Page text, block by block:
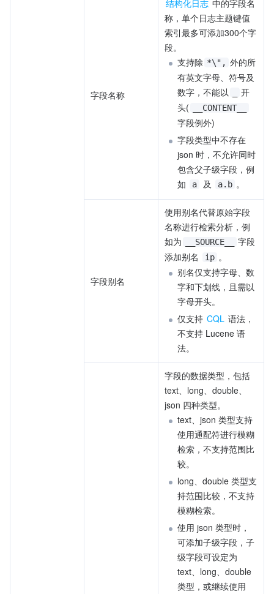
字段名称
结构化日志 中的字段名
称，单个日志主题键值
索引最多可添加300个字
段。
支持除 *\", 外的所
有英文字母、符号及
数字，不能以
开
头(
__CONTENT__
字段例外)
字段类型中不存在
json 时，不允许同时
包含父子级字段，例
如
a 及 a.b 。
字段别名
使用别名代替原始字段
名称进行检索分析，例
如为
__SOURCE__
字段
添加别名
ip 。
别名仅支持字母、数
字和下划线，且需以
字母开头。
仅支持 CQL 语法，
不支持 Lucene 语
法。
字段的数据类型，包括
text、long、double、
json 四种类型。
text、json 类型支持
使用通配符进行模糊
检索，不支持范围比
较。
long、double 类型支
持范围比较，不支持
模糊检索。
使用 json 类型时，
可添加子级字段，子
级字段可设定为
text、long、double
类型，或继续使用